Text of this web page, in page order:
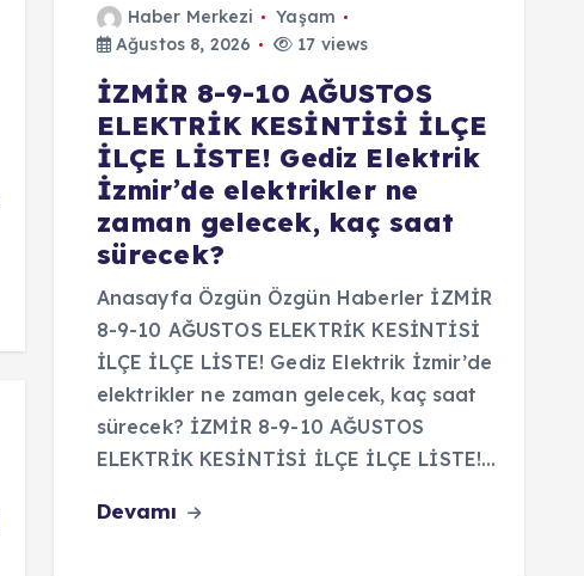
Haber Merkezi
Yaşam
Ağustos 8, 2026
17 views
İZMİR 8-9-10 AĞUSTOS
ELEKTRİK KESİNTİSİ İLÇE
İLÇE LİSTE! Gediz Elektrik
İzmir’de elektrikler ne
zaman gelecek, kaç saat
sürecek?
Anasayfa Özgün Özgün Haberler İZMİR
8-9-10 AĞUSTOS ELEKTRİK KESİNTİSİ
İLÇE İLÇE LİSTE! Gediz Elektrik İzmir’de
elektrikler ne zaman gelecek, kaç saat
sürecek? İZMİR 8-9-10 AĞUSTOS
ELEKTRİK KESİNTİSİ İLÇE İLÇE LİSTE!…
Devamı